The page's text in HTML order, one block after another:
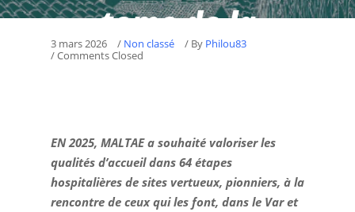
tome de la
trilogie de
Bruno CARA
3 mars 2026 / Non classé / By Philou83
/ Comments Closed
EN 2025, MALTAE a souhaité valoriser les
qualités d’accueil dans 64 étapes
hospitalières de sites vertueux, pionniers, à la
rencontre de ceux qui les font, dans le Var et